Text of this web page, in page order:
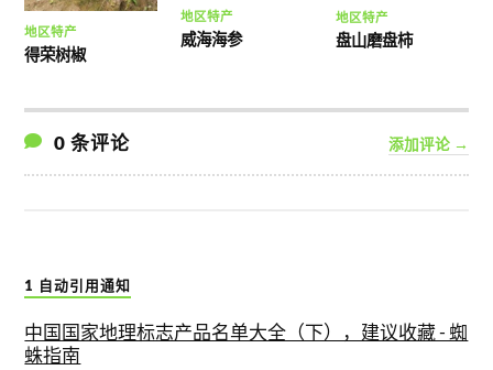
地区特产
得荣树椒
地区特产
威海海参
地区特产
盘山磨盘柿
0 条评论 添加评论 →
1 自动引用通知
中国国家地理标志产品名单大全（下），建议收藏 - 蜘
蛛指南